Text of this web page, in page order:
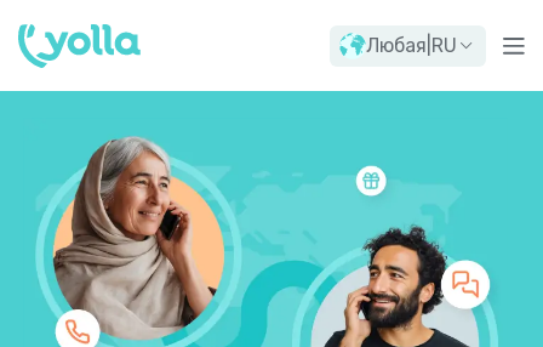
Любая RU